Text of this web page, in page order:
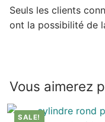
Seuls les clients
ont la possibilité de
Vous aimerez
SALE!